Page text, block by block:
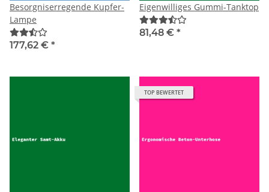
Besorgniserregende Kupfer-
Lampe
177,62 € *
Eigenwilliges Gummi-Tanktop
81,48 € *
TOP BEWERTET